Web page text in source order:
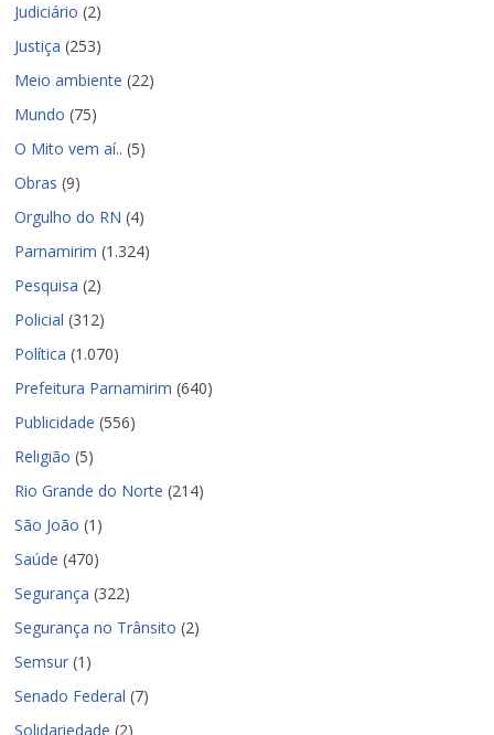
Judiciário (2)
Justiça (253)
Meio ambiente (22)
Mundo (75)
O Mito vem aí.. (5)
Obras (9)
Orgulho do RN (4)
Parnamirim (1.324)
Pesquisa (2)
Policial (312)
Política (1.070)
Prefeitura Parnamirim (640)
Publicidade (556)
Religião (5)
Rio Grande do Norte (214)
São João (1)
Saúde (470)
Segurança (322)
Segurança no Trânsito (2)
Semsur (1)
Senado Federal (7)
Solidariedade (2)